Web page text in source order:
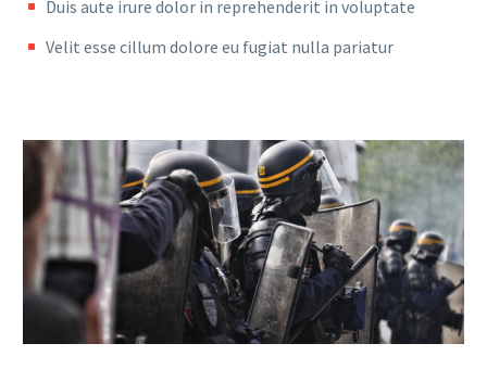
Duis aute irure dolor in reprehenderit in voluptate
Velit esse cillum dolore eu fugiat nulla pariatur